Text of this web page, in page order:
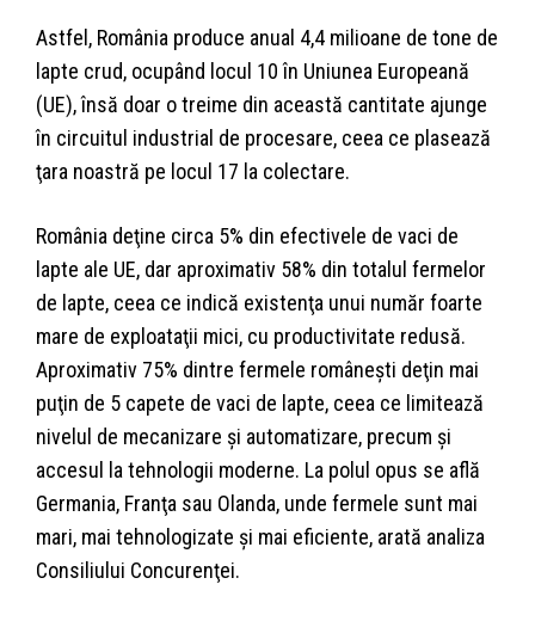
Astfel, România produce anual 4,4 milioane de tone de
lapte crud, ocupând locul 10 în Uniunea Europeană
(UE), însă doar o treime din această cantitate ajunge
în circuitul industrial de procesare, ceea ce plasează
ţara noastră pe locul 17 la colectare.
România deţine circa 5% din efectivele de vaci de
lapte ale UE, dar aproximativ 58% din totalul fermelor
de lapte, ceea ce indică existenţa unui număr foarte
mare de exploataţii mici, cu productivitate redusă.
Aproximativ 75% dintre fermele româneşti deţin mai
puţin de 5 capete de vaci de lapte, ceea ce limitează
nivelul de mecanizare şi automatizare, precum şi
accesul la tehnologii moderne. La polul opus se află
Germania, Franţa sau Olanda, unde fermele sunt mai
mari, mai tehnologizate şi mai eficiente, arată analiza
Consiliului Concurenţei.